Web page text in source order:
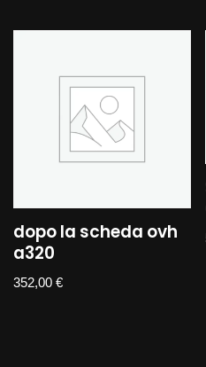
dopo la scheda ovh
a320
352,00 €